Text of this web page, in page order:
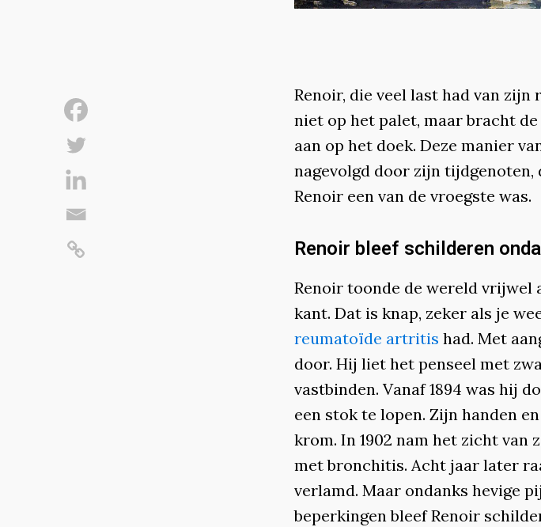
Renoir, die veel last had van zijn
niet op het palet, maar bracht
aan op het doek. Deze manier
nagevolgd door zijn tijdgenoten,
Renoir een van de vroegste was.
Renoir bleef schilderen
Renoir toonde de wereld
kant. Dat is knap, zeker als je
reumatoïde artritis had. Met
door. Hij liet het penseel met
vastbinden. Vanaf 1894 was hij
een stok te lopen. Zijn handen
krom. In 1902 nam het zicht van
met bronchitis. Acht jaar later
verlamd. Maar ondanks hevige
beperkingen bleef Renoir